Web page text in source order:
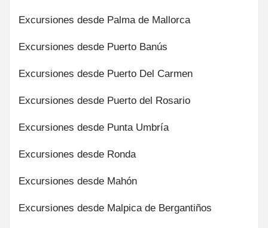
Excursiones desde Palma de Mallorca
Excursiones desde Puerto Banús
Excursiones desde Puerto Del Carmen
Excursiones desde Puerto del Rosario
Excursiones desde Punta Umbría
Excursiones desde Ronda
Excursiones desde Mahón
Excursiones desde Malpica de Bergantiños